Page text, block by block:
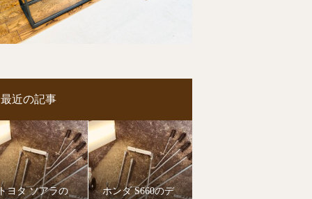
最近の記事
ヨタ ソアラの
ホンダ S660のデ